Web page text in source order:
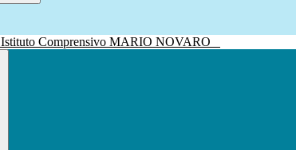
Istituto Comprensivo MARIO NOVARO